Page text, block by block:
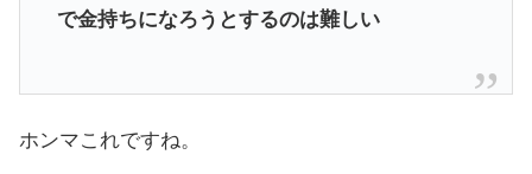
で金持ちになろうとするのは難しい
ホンマこれですね。